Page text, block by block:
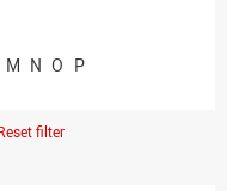
im
M N O P
filter